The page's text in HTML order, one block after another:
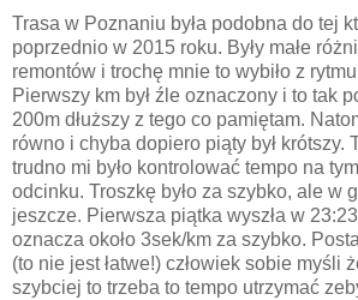
Trasa w Poznaniu była podobna do tej
poprzednio w 2015 roku. Były małe
remontów i trochę mnie to wybiło z
Pierwszy km był źle oznaczony i to tak
200m dłuższy z tego co pamiętam.
równo i chyba dopiero piąty był krótszy.
trudno mi było kontrolować tempo na
odcinku. Troszkę było za szybko, ale w
jeszcze. Pierwsza piątka wyszła w
oznacza około 3sek/km za szybko.
(to nie jest łatwe!) człowiek sobie myśli
szybciej to trzeba to tempo utrzymać